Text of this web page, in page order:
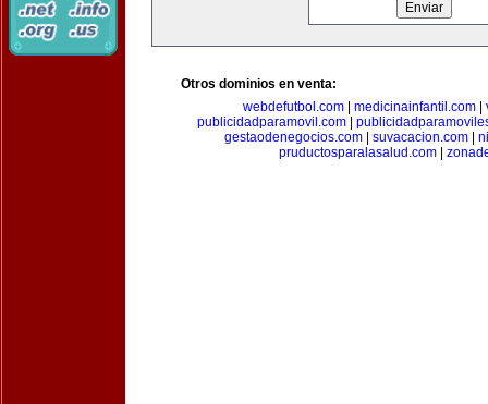
Otros dominios en venta:
webdefutbol.com
medicinainfantil.com
publicidadparamovil.com
gestaodenegocios.com| suvacacion.com|
pruductosparalasalud.com|